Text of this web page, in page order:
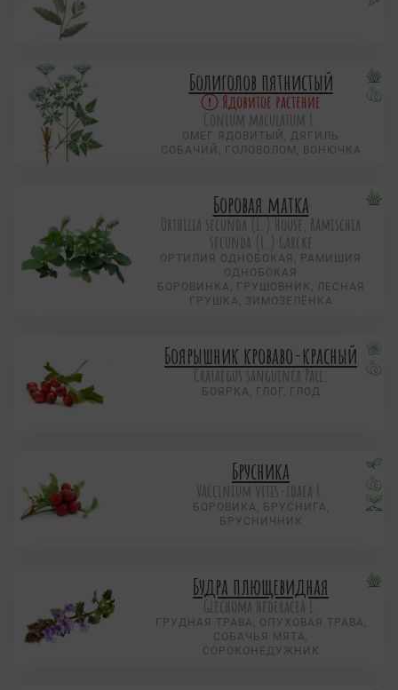
Болиголов пятнистый
Ядовитое растение
Conium maculatum L.
ОМЕГ ЯДОВИТЫЙ, ДЯГИЛЬ
СОБАЧИЙ, ГОЛОВОЛОМ, ВОНЮЧКА
Боровая матка
Orthilia secunda (L.) House, Ramischia
secunda (L.) Garсke
ОРТИЛИЯ ОДНОБОКАЯ, РАМИШИЯ
ОДНОБОКАЯ
БОРОВИНКА, ГРУШОВНИК, ЛЕСНАЯ
ГРУШКА, ЗИМОЗЕЛЁНКА
Боярышник кроваво-красный
Crataegus sanguinea Pall.
БОЯРКА, ГЛОГ, ГЛОД
Брусника
Vaccinium vitis-idaea L.
БОРОВИКА, БРУСНИГА,
БРУСНИЧНИК
Будра плющевидная
Glechoma hederacea L.
ГРУДНАЯ ТРАВА, ОПУХОВАЯ ТРАВА,
СОБАЧЬЯ МЯТА,
СОРОКОНЕДУЖНИК